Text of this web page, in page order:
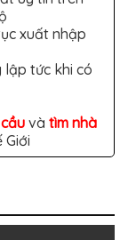
xuất nhập
lập tức khi có
và tìm nhà
Giới